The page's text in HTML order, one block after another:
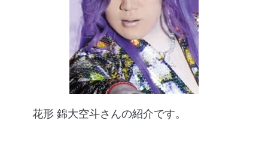
花形 錦大空斗さんの紹介です。